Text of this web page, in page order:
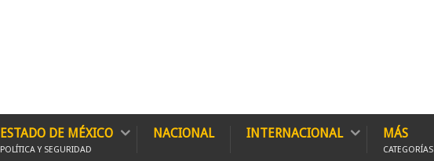
ESTADO DE MÉXICO
POLÍTICA Y SEGURIDAD
NACIONAL INTERNACIONAL MÁS
CATEGORÍAS